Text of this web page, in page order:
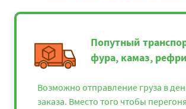
Попутный
фура, камаз,
Возможно отправление груза в
заказа. Вместо того чтобы